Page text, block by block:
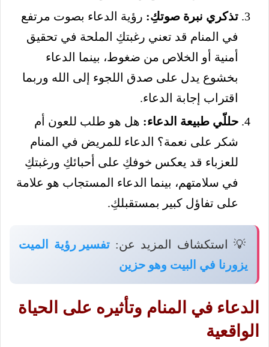
تذكري نبرة صوتكِ: رؤية الدعاء بصوت مرتفع
في المنام قد تعني رغبتكِ الملحة في تحقيق
أمنية أو الخلاص من ضغوط، بينما الدعاء
بخشوع يدل على صدق اللجوء إلى الله وربما
اقتراب إجابة الدعاء.
حللّي طبيعة الدعاء: هل هو طلب للعون أم
شكر على نعمة؟ الدعاء للمريض في المنام
للعزباء قد يعكس خوفكِ على أحبائكِ ورغبتكِ
في سلامتهم، بينما الدعاء المستجاب هو علامة
على تفاؤل كبير بمستقبلكِ.
💡 استكشاف المزيد عن: تفسير رؤية الميت
يزورنا في البيت وهو حزين
الدعاء في المنام وتأثيره على الحياة
الواقعية